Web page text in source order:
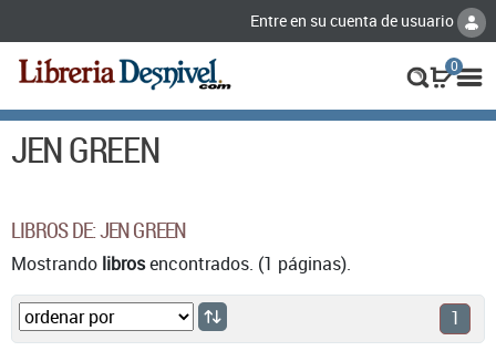
Entre en su cuenta de usuario
0
JEN GREEN
LIBROS DE: JEN GREEN
Mostrando librosencontrados. (1 páginas).
1